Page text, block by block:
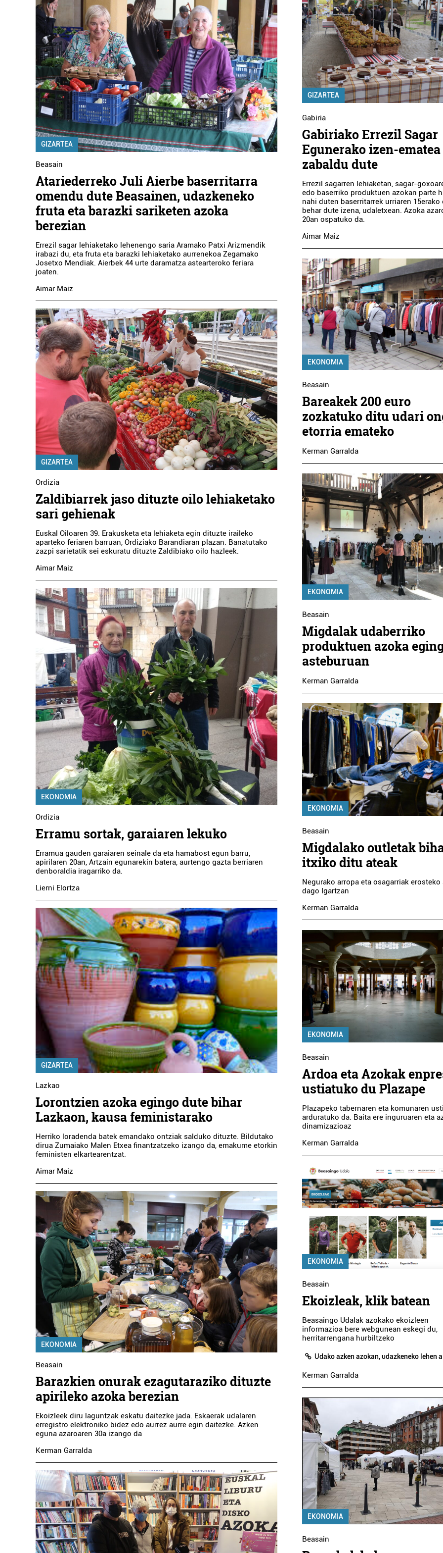
GIZARTEA
Beasain
Atariederreko Juli Aierbe baserritarra
omendu dute Beasainen, udazkeneko
fruta eta barazki sariketen azoka
berezian
Errezil sagar lehiaketako lehenengo saria Aramako Patxi Arizmendik
irabazi du, eta fruta eta barazki lehiaketako aurrenekoa Zegamako
Josetxo Mendiak. Aierbek 44 urte daramatza astearteroko feriara
joaten.
Aimar Maiz
GIZARTEA
Ordizia
Zaldibiarrek jaso dituzte oilo lehiaketako
sari gehienak
Euskal Oiloaren 39. Erakusketa eta lehiaketa egin dituzte iraileko
aparteko feriaren barruan, Ordiziako Barandiaran plazan. Banatutako
zazpi sarietatik sei eskuratu dituzte Zaldibiako oilo hazleek.
Aimar Maiz
EKONOMIA
Ordizia
Erramu sortak, garaiaren lekuko
Erramua gauden garaiaren seinale da eta hamabost egun barru,
apirilaren 20an, Artzain egunarekin batera, aurtengo gazta berriaren
denboraldia iragarriko da.
Lierni Elortza
GIZARTEA
Lazkao
Lorontzien azoka egingo dute bihar
Lazkaon, kausa feministarako
Herriko loradenda batek emandako ontziak salduko dituzte. Bildutako
dirua Zumaiako Malen Etxea finantzatzeko izango da, emakume etorkin
feministen elkartearentzat.
Aimar Maiz
EKONOMIA
Beasain
Barazkien onurak ezagutaraziko dituzte
apirileko azoka berezian
Ekoizleek diru laguntzak eskatu daitezke jada. Eskaerak udalaren
erregistro elektroniko bidez edo aurrez aurre egin daitezke. Azken
eguna azaroaren 30a izango da
Kerman Garralda
GIZARTEA
Gabiria
Gabiriako Errezil Sagar
Egunerako izen-ematea
zabaldu dute
Errezil sagarren lehiaketan, sagar-
edo baserriko produktuen azokan parte
nahi duten baserritarrek urriaren 15erako
behar dute izena, udaletxean. Azoka
20an ospatuko da.
Aimar Maiz
EKONOMIA
Beasain
Bareakek 200 euro
zozkatuko ditu udari
etorria emateko
Kerman Garralda
EKONOMIA
Beasain
Migdalak udaberriko
produktuen azoka
asteburuan
Kerman Garralda
EKONOMIA
Beasain
Migdalako outletak
itxiko ditu ateak
Negurako arropa eta osagarriak erosteko
dago Igartzan
Kerman Garralda
EKONOMIA
Beasain
Ardoa eta Azokak
ustiatuko du Plazape
Plazapeko tabernaren eta komunaren
arduratuko da. Baita ere inguruaren eta
dinamizazioaz
Kerman Garralda
EKONOMIA
Beasain
Ekoizleak, klik batean
Beasaingo Udalak azokako ekoizleen
informazioa bere webgunean eskegi du,
herritarrengana hurbiltzeko
Udako azken azokan, udazkeneko lehen
Kerman Garralda
EKONOMIA
Beasain